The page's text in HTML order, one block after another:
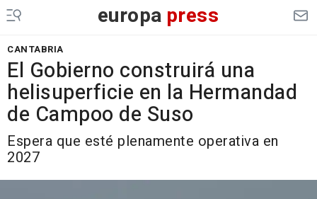
europa press
CANTABRIA
El Gobierno construirá una
helisuperficie en la Hermandad
de Campoo de Suso
Espera que esté plenamente operativa en
2027